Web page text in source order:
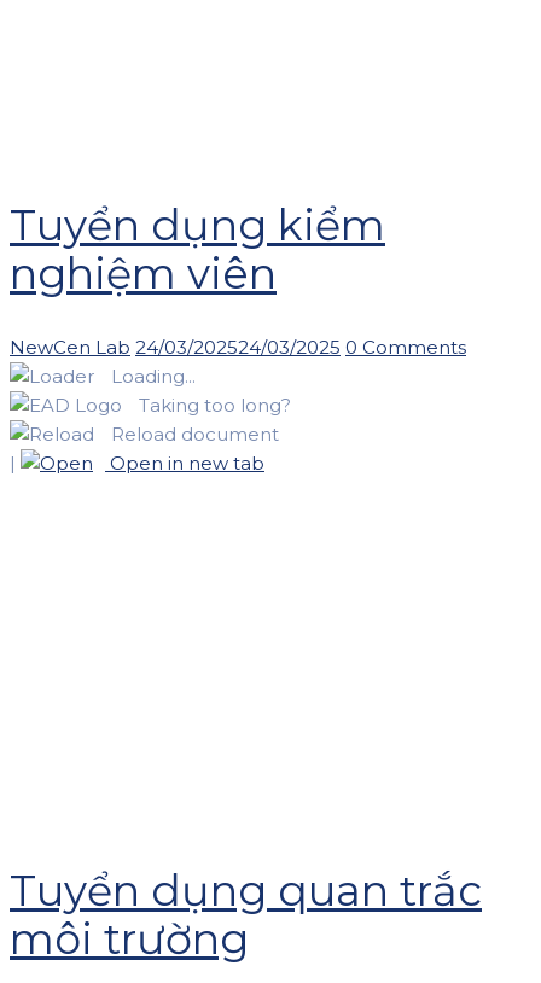
Tuyển dụng kiểm
nghiệm viên
Author
NewCen Lab Posted
on
24/03/202524/03/2025 0 Comments
Loading...
Taking too long?
Reload document
|
Open in new tab
Tuyển dụng quan trắc
môi trường